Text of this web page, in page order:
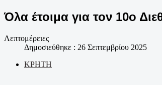
Όλα έτοιμα για τον 10ο
Λεπτομέρειες
Δημοσιεύθηκε : 26 Σεπτεμβρίου 2025
ΚΡΗΤΗ